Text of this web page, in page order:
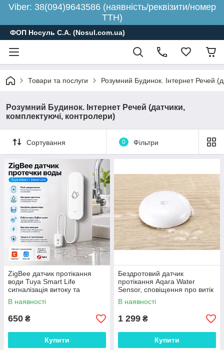
Viber: 38(094)9643586 (наявність/реквізити/номер
ТТН)
ФОП Носуль С.А. (Nosul.com.ua)
Товари та послуги Розумний Будинок. Інтернет Речей
Розумний Будинок. Інтернет Речей (датчики,
комплектуючі, контролери)
Сортування 0 Фільтри
ZigBee датчик протікання
води Tuya Smart Life
сигналізація витоку та
контролю рівня води
В наявності
650 ₴
Купити
Бездротовий датчик
протікання Aqara Water
Sensor, сповіщення про витік
води, датчик від затоплення
В наявності
1 299 ₴
Купити